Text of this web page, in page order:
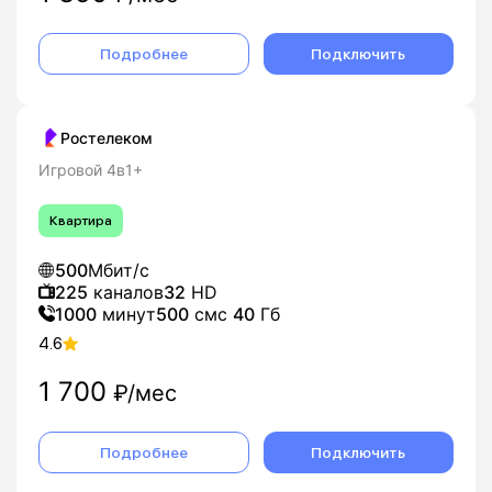
Подробнее Подключить
Ростелеком
Игровой 4в1+
Квартира
500Мбит/с
225 каналов32 HD
1000 минут500 смс 40 Гб
4.6
1 700 ₽/мес
Подробнее Подключить